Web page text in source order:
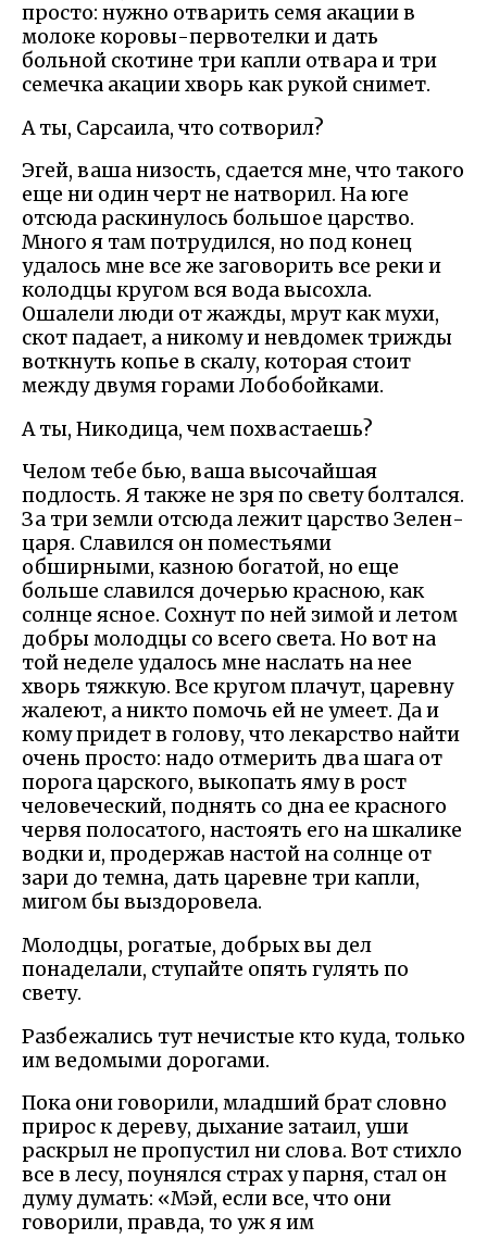
просто: нужно отварить семя акации в
молоке коровы-первотелки и дать
больной скотине три капли отвара и три
семечка акации хворь как рукой снимет.
А ты, Сарсаила, что сотворил?
Эгей, ваша низость, сдается мне, что такого
еще ни один черт не натворил. На юге
отсюда раскинулось большое царство.
Много я там потрудился, но под конец
удалось мне все же заговорить все реки и
колодцы кругом вся вода высохла.
Ошалели люди от жажды, мрут как мухи,
скот падает, а никому и невдомек трижды
воткнуть копье в скалу, которая стоит
между двумя горами Лобобойками.
А ты, Никодица, чем похвастаешь?
Челом тебе бью, ваша высочайшая
подлость. Я также не зря по свету болтался.
За три земли отсюда лежит царство Зелен-
царя. Славился он поместьями
обширными, казною богатой, но еще
больше славился дочерью красною, как
солнце ясное. Сохнут по ней зимой и летом
добры молодцы со всего света. Но вот на
той неделе удалось мне наслать на нее
хворь тяжкую. Все кругом плачут, царевну
жалеют, а никто помочь ей не умеет. Да и
кому придет в голову, что лекарство найти
очень просто: надо отмерить два шага от
порога царского, выкопать яму в рост
человеческий, поднять со дна ее красного
червя полосатого, настоять его на шкалике
водки и, продержав настой на солнце от
зари до темна, дать царевне три капли,
мигом бы выздоровела.
Молодцы, рогатые, добрых вы дел
понаделали, ступайте опять гулять по
свету.
Разбежались тут нечистые кто куда, только
им ведомыми дорогами.
Пока они говорили, младший брат словно
прирос к дереву, дыхание затаил, уши
раскрыл не пропустил ни слова. Вот стихло
все в лесу, поунялся страх у парня, стал он
думу думать: «Мэй, если все, что они
говорили, правда, то уж я им